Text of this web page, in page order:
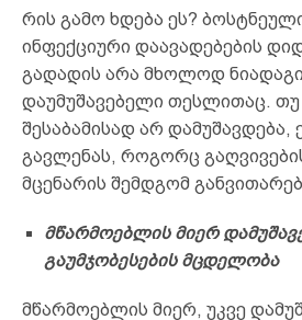
რის გამო ხდება ეს?
ინფექციური დაავადებების
გადადის არა მხოლოდ
დაუმუშავებელი თესლითაც.
შესაბამისად არ დამუშავდება,
გავლენას, როგორც
მცენარის შემდგომ
მწარმოებლისმიერ
გაუმჯობესების მცდელობა
მწარმოებლის მიერ, უკვე